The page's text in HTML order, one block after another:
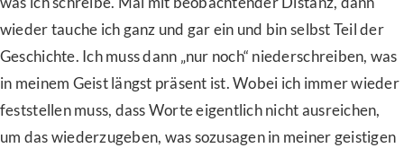
wieder tauche ich ganz und gar ein und bin selbst Teil der
Geschichte. Ich muss dann „nur noch“ niederschreiben, was
in meinem Geist längst präsent ist. Wobei ich immer wieder
feststellen muss, dass Worte eigentlich nicht ausreichen,
um das wiederzugeben, was sozusagen in meiner geistigen